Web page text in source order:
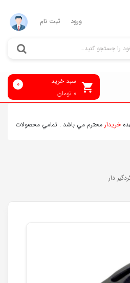
ورود ثبت نام
سبد خرید
0 تومان
0
محترم مي باشد . تمامي محصولات ارسالي
دار